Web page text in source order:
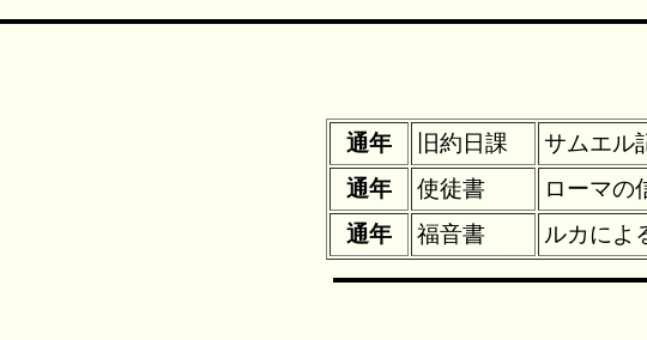
通年 旧約日課 サムエル
通年
使徒書 ローマの
通年
福音書 ルカによ